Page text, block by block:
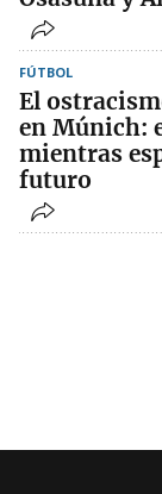
FÚTBOL
El
en Múnich:
mientras
futuro